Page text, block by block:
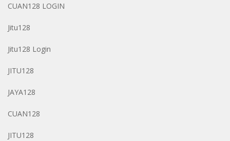
CUAN128 LOGIN
Jitu128
Jitu128 Login
JITU128
JAYA128
CUAN128
JITU128